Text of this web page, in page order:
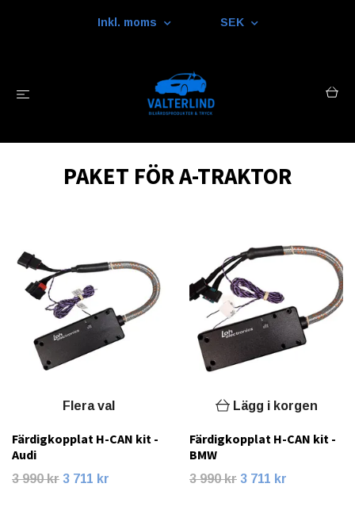
Inkl. moms SEK
PAKET FÖR A-TRAKTOR
Flera val
Färdigkopplat H-CAN kit -
Audi
3 990 kr 3 711 kr
Lägg i korgen
Färdigkopplat H-CAN kit -
BMW
3 990 kr 3 711 kr